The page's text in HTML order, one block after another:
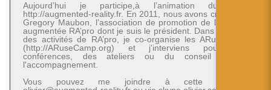
Aujourd’hui je participe,à l’animation du blog
http://augmented-reality.fr. En 2011, nous avons créé avec
Gregory Maubon, l’association de promotion de la réalité
augmentée RA’pro dont je suis le président. Dans le cadre
des activités de RA’pro, je co-organise les ARuseCamp
(http://ARuseCamp.org) et j'interviens pour des
conférences, des ateliers ou du conseil et de
l'accompagnement.
Vous pouvez me joindre à cette adresse